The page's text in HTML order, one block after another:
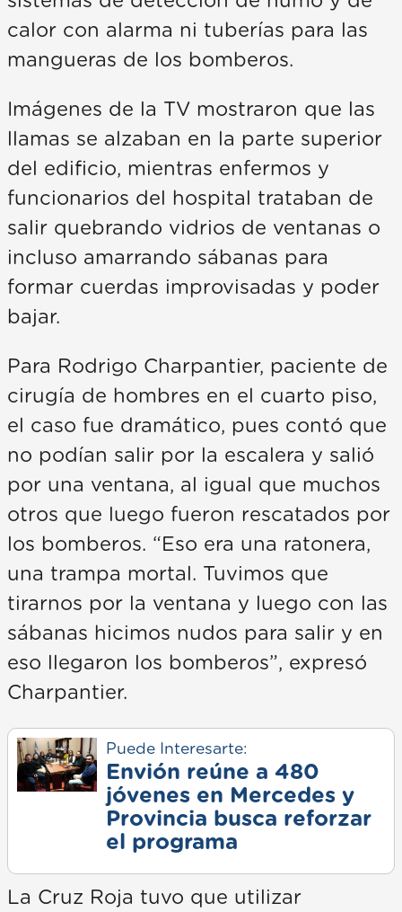
calor con alarma ni tuberías para las
mangueras de los bomberos.
Imágenes de la TV mostraron que las
llamas se alzaban en la parte superior
del edificio, mientras enfermos y
funcionarios del hospital trataban de
salir quebrando vidrios de ventanas o
incluso amarrando sábanas para
formar cuerdas improvisadas y poder
bajar.
Para Rodrigo Charpantier, paciente de
cirugía de hombres en el cuarto piso,
el caso fue dramático, pues contó que
no podían salir por la escalera y salió
por una ventana, al igual que muchos
otros que luego fueron rescatados por
los bomberos. “Eso era una ratonera,
una trampa mortal. Tuvimos que
tirarnos por la ventana y luego con las
sábanas hicimos nudos para salir y en
eso llegaron los bomberos”, expresó
Charpantier.
Puede Interesarte:
Envión reúne a 480
jóvenes en Mercedes y
Provincia busca reforzar
el programa
La Cruz Roja tuvo que utilizar